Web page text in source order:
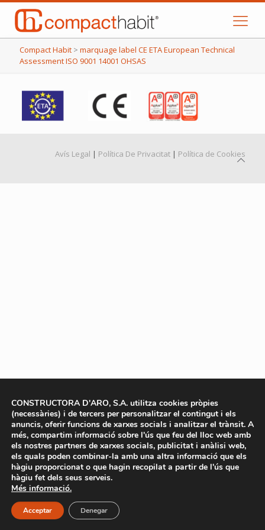
Compact Habit > marquage label CE ETA European Technical
Assessment ISO 9001 14001 OHSAS
Avís Legal | Política De Privacitat | Política de Cookies
CONSTRUCTORA D'ARO, S.A. utilitza cookies pròpies
(necessàries) i de tercers per personalitzar el contingut i els
anuncis, oferir funcions de xarxes socials i analitzar el trànsit. A
més, compartim informació sobre l'ús que feu del lloc web amb
els nostres partners de xarxes socials, publicitat i anàlisi web,
els quals poden combinar-la amb una altra informació que els
hàgiu proporcionat o que hagin recopilat a partir de l'ús que
hàgiu fet dels seus serveis.
Més informació.
Acceptar Denegar